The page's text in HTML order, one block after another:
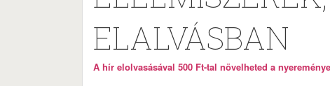
ELALVÁSBAN
A hír elolvasásával 500 Ft-tal növelheted a